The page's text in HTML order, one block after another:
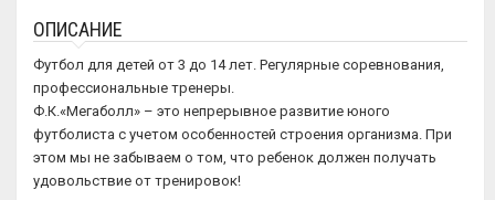
ОПИСАНИЕ
Футбол для детей от 3 до 14 лет. Регулярные соревнования,
профессиональные тренеры.
Ф.К.«Мегаболл» – это непрерывное развитие юного
футболиста с учетом особенностей строения организма. При
этом мы не забываем о том, что ребенок должен получать
удовольствие от тренировок!